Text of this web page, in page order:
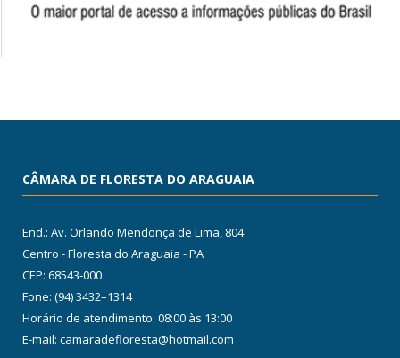
CÂMARA DE FLORESTA DO ARAGUAIA
End.: Av. Orlando Mendonça de Lima, 804
Centro - Floresta do Araguaia - PA
CEP: 68543-000
Fone: (94) 3432–1314
Horário de atendimento: 08:00 às 13:00
E-mail: camaradefloresta@hotmail.com